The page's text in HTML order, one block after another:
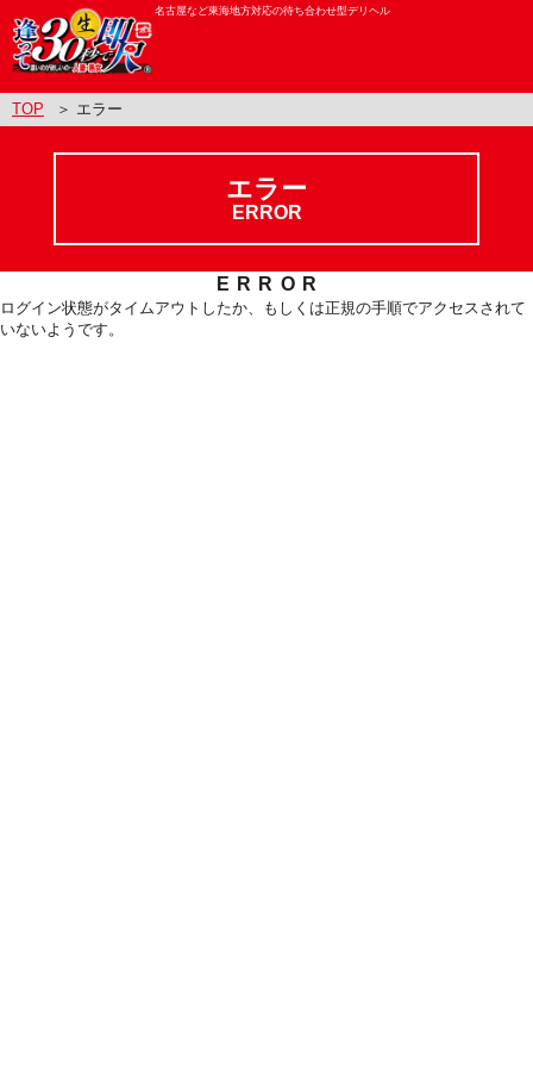
名古屋など東海地方対応の待ち合わせ型デリヘル
TOP ＞ エラー
エラー
ERROR
ERROR
ログイン状態がタイムアウトしたか、もしくは正規の手順でアクセスされて
いないようです。